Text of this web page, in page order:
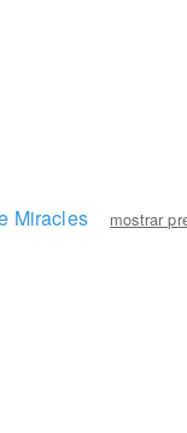
Miracles mostrar